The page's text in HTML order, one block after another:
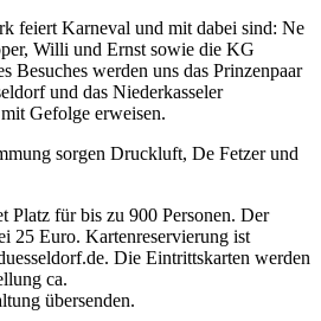
feiert Karneval und mit dabei sind: Ne
Willi und Ernst sowie die KG
Besuches werden uns das Prinzenpaar
und das Niederkasseler
Gefolge erweisen.
sorgen Druckluft, De Fetzerund
Platz für bis zu 900 Personen. Der
25 Euro. Kartenreservierung ist
Die Eintrittskarten werden
ca.
übersenden.